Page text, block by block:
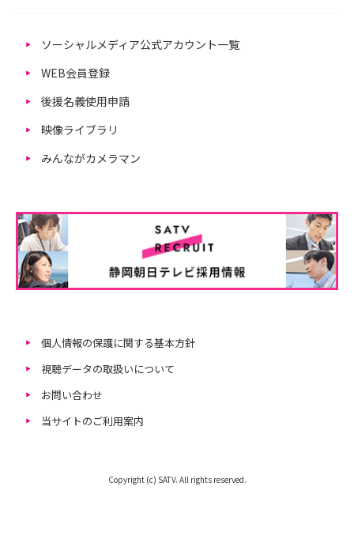
ソーシャルメディア公式アカウント一覧
WEB会員登録
後援名義使用申請
映像ライブラリ
みんながカメラマン
個人情報の保護に関する基本方針
視聴データの取扱いについて
お問い合わせ
当サイトのご利用案内
Copyright (c) SATV. All rights reserved.